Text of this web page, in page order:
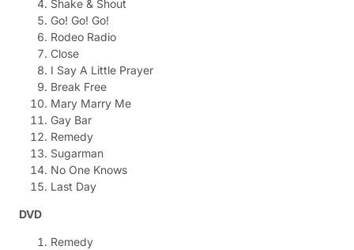
Shake & Shout
Go! Go! Go!
Rodeo Radio
Close
I Say A Little Prayer
Break Free
Mary Marry Me
Gay Bar
Remedy
Sugarman
No One Knows
Last Day
DVD
Remedy